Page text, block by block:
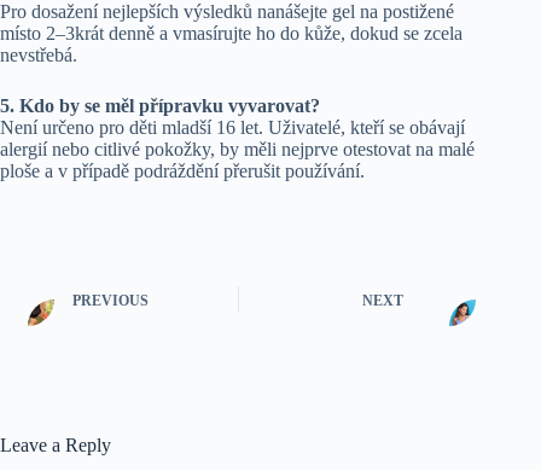
Pro dosažení nejlepších výsledků nanášejte gel na postižené
místo 2–3krát denně a vmasírujte ho do kůže, dokud se zcela
nevstřebá.
5. Kdo by se měl přípravku vyvarovat?
Není určeno pro děti mladší 16 let. Uživatelé, kteří se obávají
alergií nebo citlivé pokožky, by měli nejprve otestovat na malé
ploše a v případě podráždění přerušit používání.
PREVIOUS NEXT
Leave a Reply